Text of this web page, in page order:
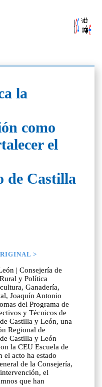
la
como
el
de Castilla
>
| Consejería de
y Política
Ganadería,
Joaquín Antonio
del Programa de
y Técnicos de
Castilla y León, una
Regional de
Castilla y León
la CEU Escuela de
el acto ha estado
de la Consejería,
el
que han